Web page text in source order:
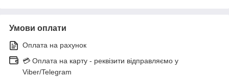
Умови оплати
Оплата на рахунок
💳 Оплата на карту - реквізити відправляємо у
Viber/Telegram